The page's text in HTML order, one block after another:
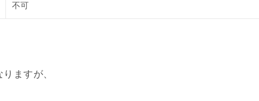
不可
ますが、